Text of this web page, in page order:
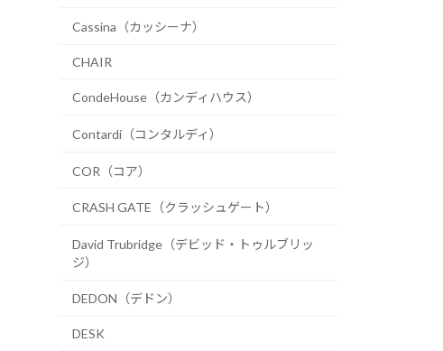
Cassina（カッシーナ）
CHAIR
CondeHouse（カンディハウス）
Contardi（コンタルディ）
COR（コア）
CRASH GATE（クラッシュゲート）
David Trubridge（デビッド・トゥルブリッ
ジ）
DEDON（デドン）
DESK